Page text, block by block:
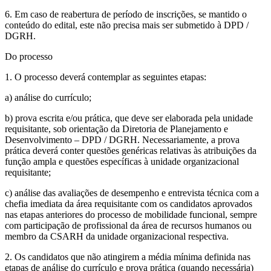
6. Em caso de reabertura de período de inscrições, se mantido o
conteúdo do edital, este não precisa mais ser submetido à DPD /
DGRH.
Do processo
1. O processo deverá contemplar as seguintes etapas:
a) análise do currículo;
b) prova escrita e/ou prática, que deve ser elaborada pela unidade
requisitante, sob orientação da Diretoria de Planejamento e
Desenvolvimento – DPD / DGRH. Necessariamente, a prova
prática deverá conter questões genéricas relativas às atribuições da
função ampla e questões específicas à unidade organizacional
requisitante;
c) análise das avaliações de desempenho e entrevista técnica com a
chefia imediata da área requisitante com os candidatos aprovados
nas etapas anteriores do processo de mobilidade funcional, sempre
com participação de profissional da área de recursos humanos ou
membro da CSARH da unidade organizacional respectiva.
2. Os candidatos que não atingirem a média mínima definida nas
etapas de análise do currículo e prova prática (quando necessária)